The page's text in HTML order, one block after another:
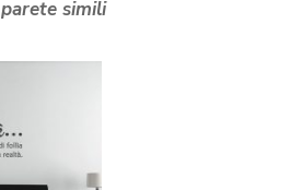
simili